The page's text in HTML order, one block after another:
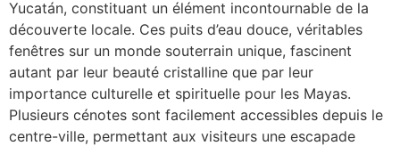
Yucatán, constituant un élément incontournable de la
découverte locale. Ces puits d’eau douce, véritables
fenêtres sur un monde souterrain unique, fascinent
autant par leur beauté cristalline que par leur
importance culturelle et spirituelle pour les Mayas.
Plusieurs cénotes sont facilement accessibles depuis le
centre-ville, permettant aux visiteurs une escapade